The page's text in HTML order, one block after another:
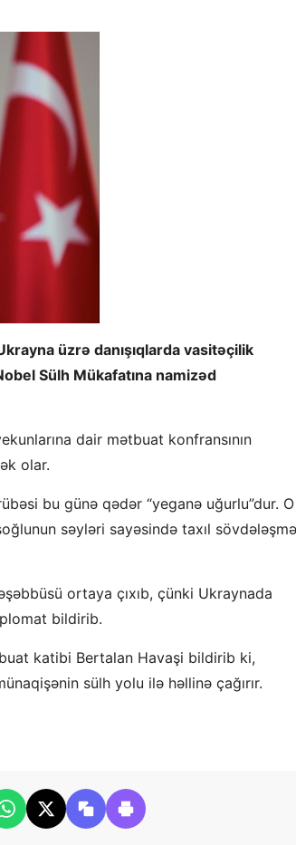
üzrə danışıqlarda vasitəçilik
Sülh Mükafatına namizəd
dair mətbuat konfransının
olar.
bu günə qədər “yeganə uğurlu”dur. O
səyləri sayəsində taxıl
ortaya çıxıb, çünki Ukraynada
bildirib.
katibi Bertalan Havaşi bildirib ki,
sülh yolu ilə həllinə çağırır.